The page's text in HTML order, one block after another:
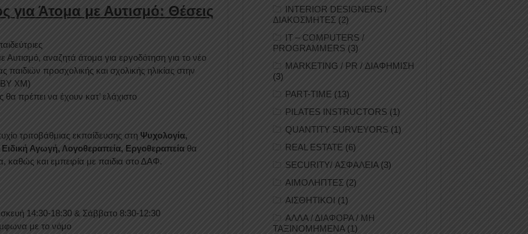
για Άτομα με Αυτισμό: Θέσεις
αναζητά άτομα για εργοδότηση για το νέο
προσχολικής και σχολικής ηλικίας στην
XM)
θα πρέπει να έχουν κατ’ ελάχιστο
τριτοβάθμιας εκπαίδευσης στη Ψυχολογία,
Αγωγή, Λογοθεραπεία, Εργοθεραπείαθα
και εμπειρία με παιδια στο ΔΑΦ.
14:30-18:30 & Σάββατο 8:30-12:30
με το νόμο
INTERIOR DESIGNERS /
ΔΙΑΚΟΣΜΗΤΕΣ (2)
IT – COMPUTERS /
PROGRAMMERS (3)
MARKETING / PR / ΔΙΑΦΗΜΙΣΗ
(3)
PART-TIME (13)
PILATES INSTRUCTORS (1)
QUANTITY SURVEYORS (1)
REAL ESTATE (6)
SECURITY/ ΑΣΦΑΛΕΙΑ(3)
ΑΙΜΟΛΗΠΤΕΣ (2)
ΑΙΣΘΗΤΙΚΟΙ (1)
ΑΛΛΑ / ΔΙΑΦΟΡΑ / ΜΗ
ΤΑΞΙΝΟΜΗΜΕΝΑ(1)